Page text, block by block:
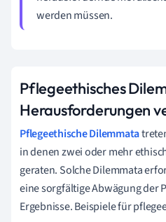
werden müssen.
Pflegeethisches
Herausforderungen
Pflegeethische Dilemmata
in denen zwei oder mehr
geraten. Solche Dilemmata
eine sorgfältige Abwägung der
Ergebnisse. Beispiele für